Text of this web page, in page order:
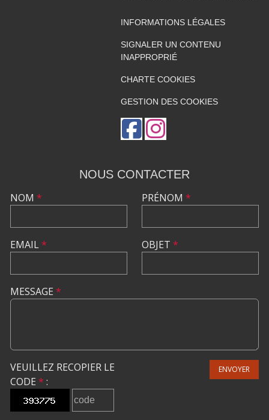
INFORMATIONS LÉGALES
SIGNALER UN CONTENU
INAPPROPRIÉ
CHARTE COOKIES
GESTION DES COOKIES
NOUS CONTACTER
NOM *
EMAIL*
PRÉNOM *
OBJET *
MESSAGE *
VEUILLEZ RECOPIER LE
CODE * :
ENVOYER